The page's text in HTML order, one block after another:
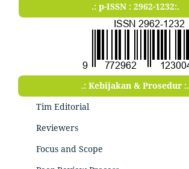
.: p-ISSN : 2962-1232:.
.: Kebijakan & Prosedur :.
Tim Editorial
Reviewers
Focus and Scope